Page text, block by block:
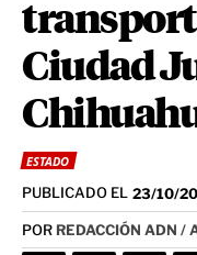
Ciudad
ESTADO
PUBLICADO EL 23/10/
POR REDACCIÓN ADN /